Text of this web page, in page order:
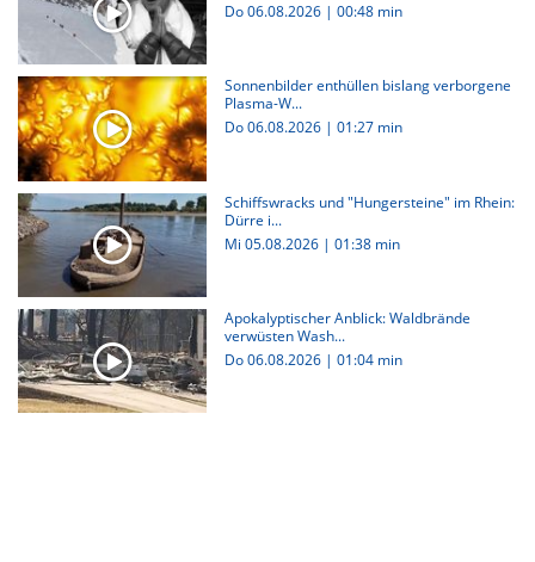
Do 06.08.2026 | 00:48 min
Sonnenbilder enthüllen bislang verborgene
Plasma-W...
Do 06.08.2026 | 01:27 min
Schiffswracks und "Hungersteine" im Rhein:
Dürre i...
Mi 05.08.2026 | 01:38 min
Apokalyptischer Anblick: Waldbrände
verwüsten Wash...
Do 06.08.2026 | 01:04 min